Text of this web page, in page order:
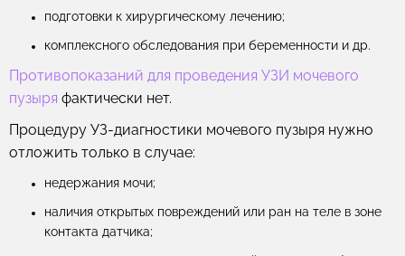
подготовки к хирургическому лечению;
комплексного обследования при беременности и др.
Противопоказаний для проведения УЗИ мочевого
пузыря фактически нет.
Процедуру УЗ-диагностики мочевого пузыря нужно
отложить только в случае:
недержания мочи;
наличия открытых повреждений или ран на теле в зоне
контакта датчика;